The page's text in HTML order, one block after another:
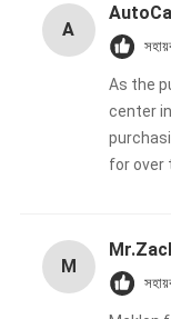
A
As the
center
for over
used
base
M